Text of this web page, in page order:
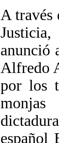
A través
anunció
Alfredo
por los
español